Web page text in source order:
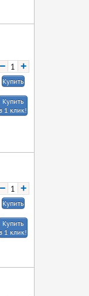
− +
Купить
Купить
в 1 клик!
− +
Купить
Купить
в 1 клик!